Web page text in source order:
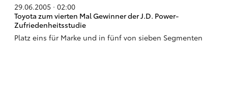
29.06.2005 · 02:00
Toyota zum vierten Mal Gewinner der J.D. Power-
Zufriedenheitsstudie
Platz eins für Marke und in fünf von sieben Segmenten